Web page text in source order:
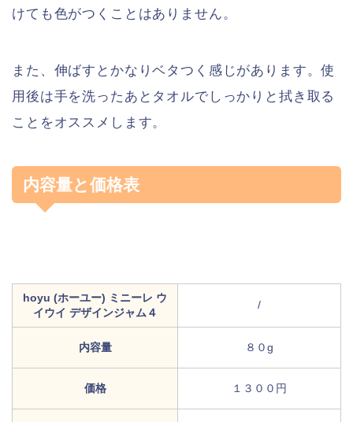
けても色がつくことはありません。
また、伸ばすとかなりベタつく感じがあります。使
用後は手を洗ったあとタオルでしっかりと拭き取る
ことをオススメします。
内容量と価格表
hoyu (ホーユー) ミニーレ ウ
イウイ デザインジャム４
/
内容量 ８０g
価格 １３００円